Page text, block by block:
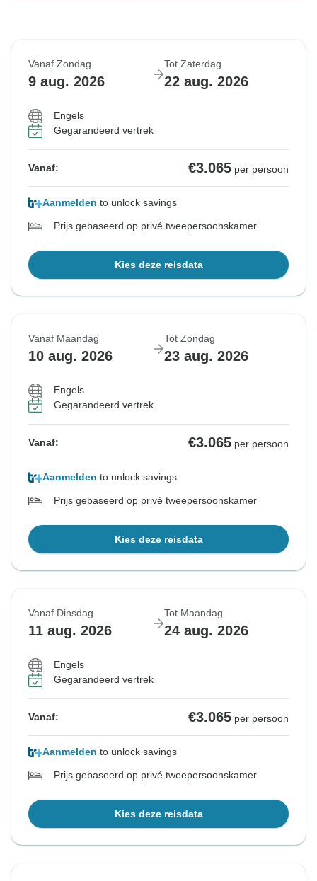
Vanaf Zondag
9 aug. 2026
Tot Zaterdag
22 aug. 2026
Engels
Gegarandeerd vertrek
Vanaf: €3.065 per persoon
Aanmelden to unlock savings
Prijs gebaseerd op privé tweepersoonskamer
Kies deze reisdata
Vanaf Maandag
10 aug. 2026
Tot Zondag
23 aug. 2026
Engels
Gegarandeerd vertrek
Vanaf: €3.065 per persoon
Aanmelden to unlock savings
Prijs gebaseerd op privé tweepersoonskamer
Kies deze reisdata
Vanaf Dinsdag
11 aug. 2026
Tot Maandag
24 aug. 2026
Engels
Gegarandeerd vertrek
Vanaf: €3.065 per persoon
Aanmelden to unlock savings
Prijs gebaseerd op privé tweepersoonskamer
Kies deze reisdata